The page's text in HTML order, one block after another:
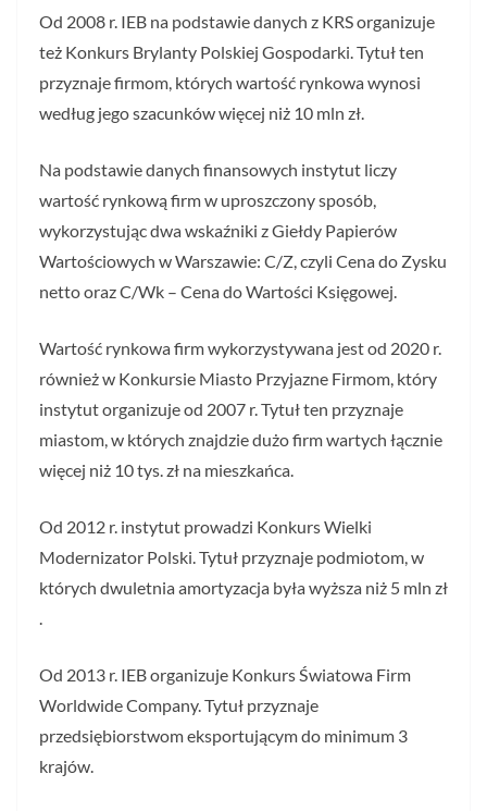
Od 2008 r. IEB na podstawie danych z KRS organizuje
też Konkurs Brylanty Polskiej Gospodarki. Tytuł ten
przyznaje firmom, których wartość rynkowa wynosi
według jego szacunków więcej niż 10 mln zł.
Na podstawie danych finansowych instytut liczy
wartość rynkową firm w uproszczony sposób,
wykorzystując dwa wskaźniki z Giełdy Papierów
Wartościowych w Warszawie: C/Z, czyli Cena do Zysku
netto oraz C/Wk – Cena do Wartości Księgowej.
Wartość rynkowa firm wykorzystywana jest od 2020 r.
również w Konkursie Miasto Przyjazne Firmom, który
instytut organizuje od 2007 r. Tytuł ten przyznaje
miastom, w których znajdzie dużo firm wartych łącznie
więcej niż 10 tys. zł na mieszkańca.
Od 2012 r. instytut prowadzi Konkurs Wielki
Modernizator Polski. Tytuł przyznaje podmiotom, w
których dwuletnia amortyzacja była wyższa niż 5 mln zł
.
Od 2013 r. IEB organizuje Konkurs Światowa Firm
Worldwide Company. Tytuł przyznaje
przedsiębiorstwom eksportującym do minimum 3
krajów.